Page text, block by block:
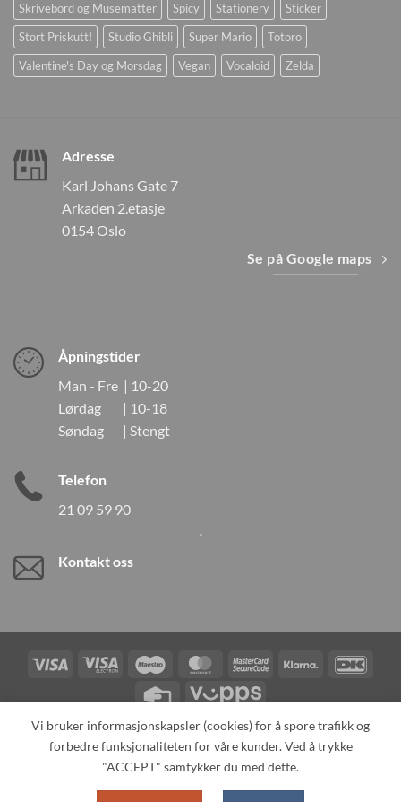
Skrivebord og Musematter
Spicy Stationery
Sticker
Stort Priskutt!
Studio Ghibli Super Mario
Totoro
Valentine's Day og Morsdag
Vegan Vocaloid Zelda
Adresse
Karl Johans Gate 7
Arkaden 2.etasje
0154 Oslo
Se på Google maps
Åpningstider
Man - Fre | 10-20
Lørdag | 10-18
Søndag | Stengt
Telefon
21 09 59 90
Kontakt oss
Visa
Visa
Electron
Maestro MasterCardMasterCardKlarna
Credit
Vipps
TILBAKEKALLINGER KONTAKT OSS
OM OSS
SPESIALBESTILLING
MIN KONTO ALL PRODUCTS
Copyright 2026 ©Neo Tokyo by Neo Tokyo Norway AS -With Love
Vi bruker informasjonskapsler (cookies) for å spore trafikk og
forbedre funksjonaliteten for våre kunder. Ved å trykke
"ACCEPT" samtykker du med dette.